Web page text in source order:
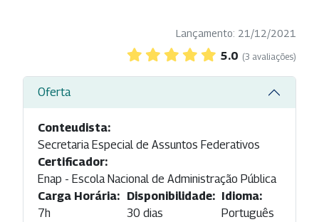
Lançamento: 21/12/2021
5.0 (3 avaliações)
Oferta
Conteudista:
Secretaria Especial de Assuntos Federativos
Certificador:
Enap - Escola Nacional de Administração Pública
Carga Horária:
7h
Disponibilidade:
30 dias
Idioma:
Português